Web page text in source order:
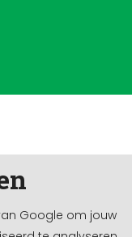
Google om jouw